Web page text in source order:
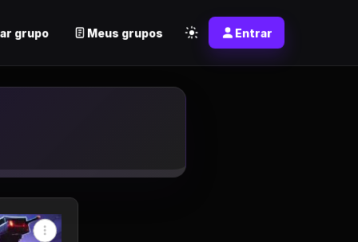
grupo Meus grupos Entrar